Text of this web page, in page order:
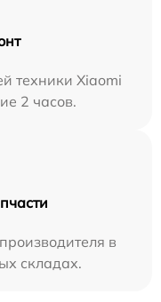
техники Xiaomi
2 часов.
в
складах.